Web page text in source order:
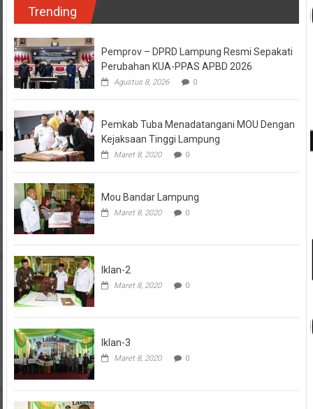
Trending
Pemprov – DPRD Lampung Resmi Sepakati
Perubahan KUA-PPAS APBD 2026
Agustus 8, 2026 0
Pemkab Tuba Menadatangani MOU Dengan
Kejaksaan Tinggi Lampung
Maret 8, 2020 0
Mou Bandar Lampung
Maret 8, 2020 0
Iklan-2
Maret 8, 2020 0
Iklan-3
Maret 8, 2020 0